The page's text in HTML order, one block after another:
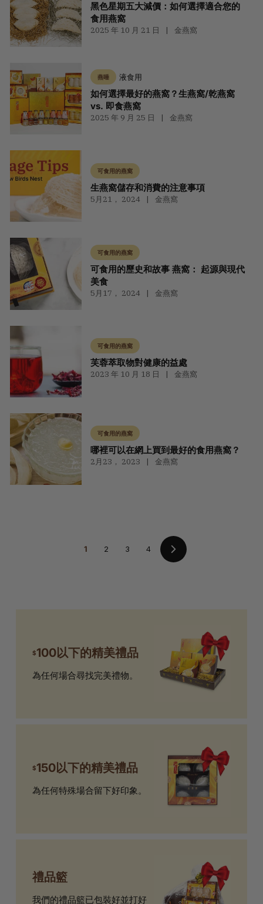
黑色星期五大減價：如何選擇適合您的
食用燕窩
2025 年 10 月 21 日 金燕窩
燕唾 液食用
如何選擇最好的燕窩？生燕窩/乾燕窩
vs. 即食燕窩
2025 年 9 月 25 日 金燕窩
可食用的燕窩
生燕窩儲存和消費的注意事項
5月21， 2024 金燕窩
可食用的燕窩
可食用的歷史和故事 燕窩： 起源與現代
美食
5月17， 2024 金燕窩
可食用的燕窩
芙蓉萃取物對健康的益處
2023 年 10 月 18 日 金燕窩
可食用的燕窩
哪裡可以在網上買到最好的食用燕窩？
2月23， 2023 金燕窩
1 2 3 4
一
$100以下的精美禮品
為任何場合尋找完美禮物。
$150以下的精美禮品
為任何特殊場合留下好印象。
禮品籃
我們的禮品籃已包裝好並打好